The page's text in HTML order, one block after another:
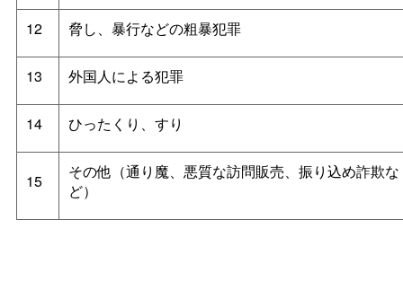
12 脅し、暴行などの粗暴犯罪
13 外国人による犯罪
14 ひったくり、すり
15
その他（通り魔、悪質な訪問販売、振り込め詐欺な
ど）